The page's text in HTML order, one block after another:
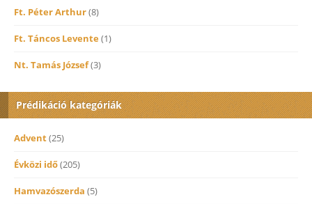
Ft. Péter Arthur(8)
Ft. Táncos Levente(1)
Nt. Tamás József(3)
Prédikáció kategóriák
Advent(25)
Évközi idő(205)
Hamvazószerda (5)